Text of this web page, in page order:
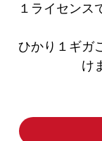
１ライセンス
ひかり１ギガ
け